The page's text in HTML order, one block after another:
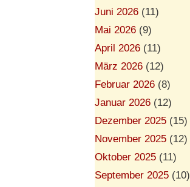
Juni 2026 (11)
Mai 2026 (9)
April 2026 (11)
März 2026 (12)
Februar 2026 (8)
Januar 2026 (12)
Dezember 2025 (15)
November 2025 (12)
Oktober 2025 (11)
September 2025 (10)